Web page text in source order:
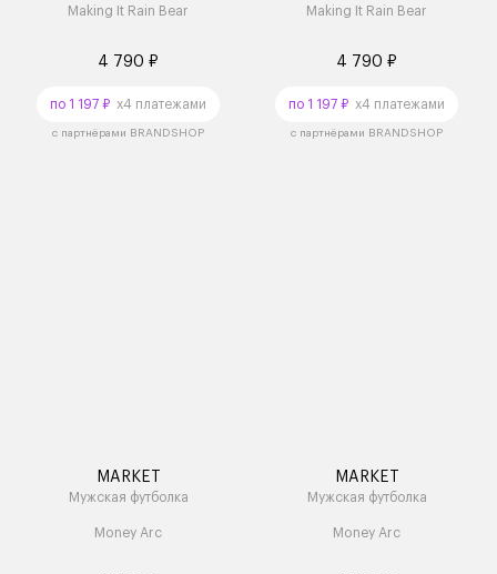
Making It Rain Bear
4 790 ₽
по 1 197 ₽ x4 платежами
с партнёрами BRANDSHOP
Making It Rain Bear
4 790 ₽
по 1 197 ₽ x4 платежами
с партнёрами BRANDSHOP
MARKET
Мужская футболка
Money Arc
MARKET
Мужская футболка
Money Arc